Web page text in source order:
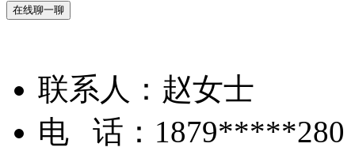
在线聊一聊
联系人： 赵女士
电 话： 1879*****280